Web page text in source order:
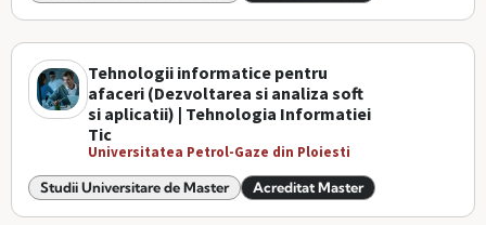
Tehnologii informatice pentru
afaceri (Dezvoltarea si analiza soft
si aplicatii) | Tehnologia Informatiei
Tic
Universitatea Petrol-Gaze din Ploiesti
Studii Universitare de Master Acreditat Master